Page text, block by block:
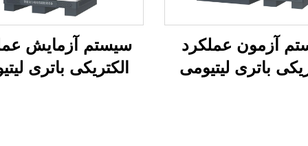
آزمون عملکرد
باتری لیتیومی
سیستم آزمایش
الکتریکی باتری